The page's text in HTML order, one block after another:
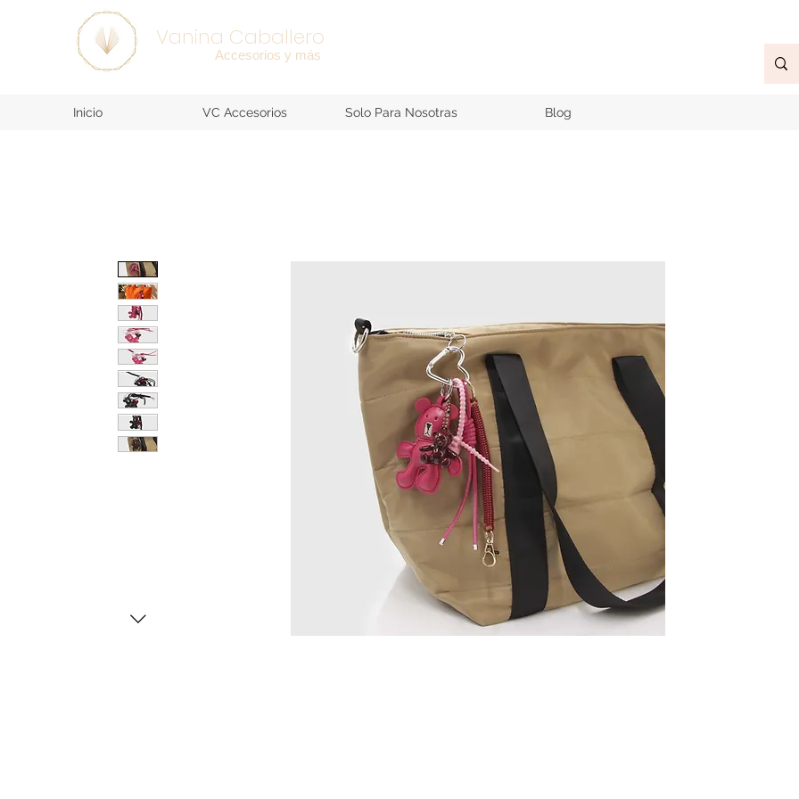
Vanina Caballero
Accesorios y más
Inicio VC Accesorios Solo Para Nosotras Blog